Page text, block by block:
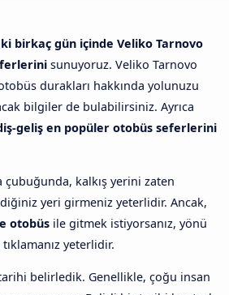
birkaç gün içinde Veliko Tarnovo
sunuyoruz. Veliko Tarnovo
durakları hakkında yolunuzu
bilgiler de bulabilirsiniz. Ayrıca
geliş en popüler otobüs seferlerini
çubuğunda, kalkış yerini zaten
yeri girmeniz yeterlidir. Ancak,
otobüs ile gitmek istiyorsanız, yönü
yeterlidir.
belirledik. Genellikle, çoğu insan